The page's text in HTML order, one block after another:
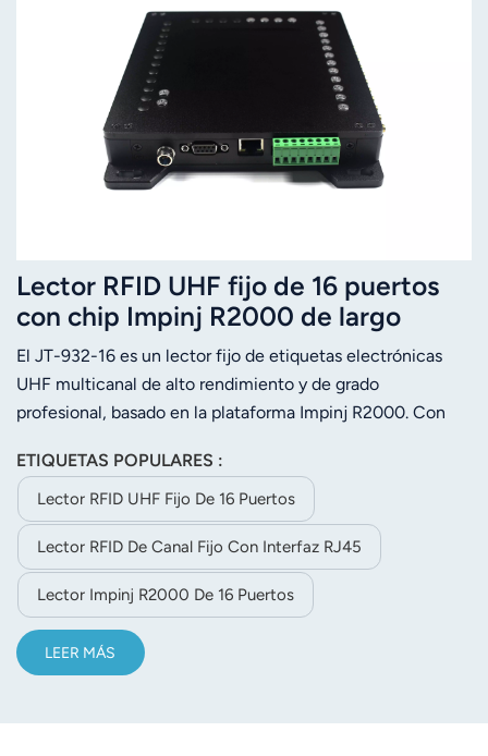
Lector RFID UHF fijo de 16 puertos
con chip Impinj R2000 de largo
alcance de lectura
El JT-932-16 es un lector fijo de etiquetas electrónicas
UHF multicanal de alto rendimiento y de grado
profesional, basado en la plataforma Impinj R2000. Con
independientes, la banda de frecuencia de trabajo
predeterminada del lector es de 902 MHz a 928 MHz o de
865 a 868 MHz, admite el protocolo ISO18000-6C (EPC
C1 GEN2), tiene una gran capacidad de reconocimiento
de múltiples etiquetas, una larga distancia de lectura de
tarjetas, un alto rendimiento de protección y una
instalación y configuración convenientes.
ETIQUETAS POPULARES :
Lector RFID UHF Fijo De 16 Puertos
Lector RFID De Canal Fijo Con Interfaz RJ45
Lector Impinj R2000 De 16 Puertos
LEER MÁS